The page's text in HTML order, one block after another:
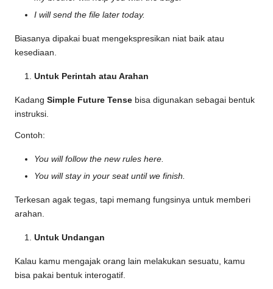
I will send the file later today.
Biasanya dipakai buat mengekspresikan niat baik atau
kesediaan.
Untuk Perintah atau Arahan
Kadang Simple Future Tense bisa digunakan sebagai bentuk
instruksi.
Contoh:
You will follow the new rules here.
You will stay in your seat until we finish.
Terkesan agak tegas, tapi memang fungsinya untuk memberi
arahan.
Untuk Undangan
Kalau kamu mengajak orang lain melakukan sesuatu, kamu
bisa pakai bentuk interogatif.